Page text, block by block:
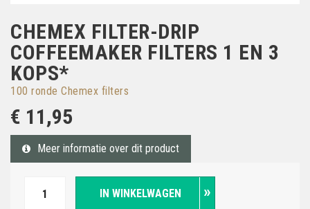
CHEMEX FILTER-DRIP
COFFEEMAKER FILTERS 1 EN 3
KOPS*
100 ronde Chemex filters
€ 11,95
Meer informatie over dit product
IN WINKELWAGEN